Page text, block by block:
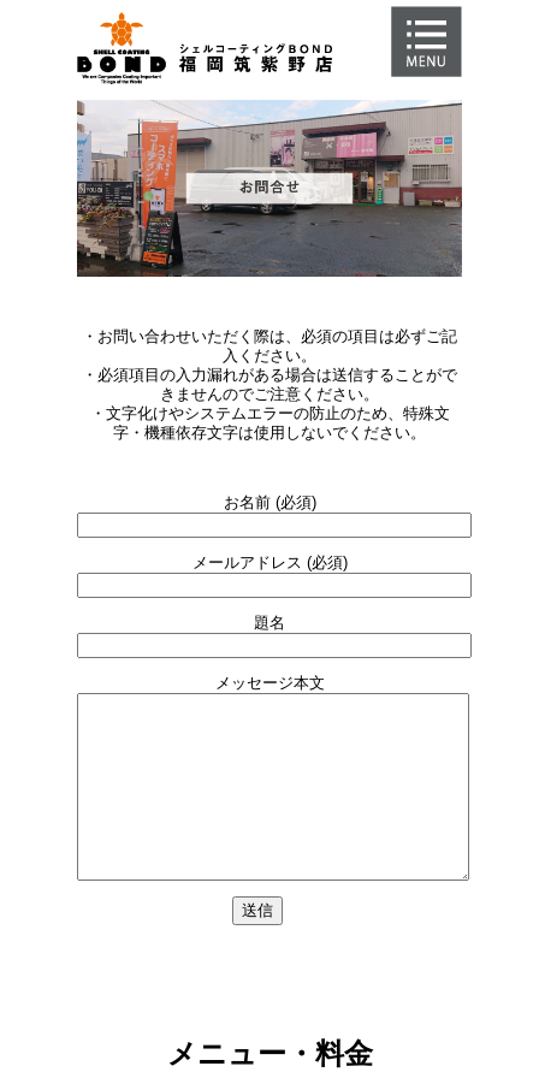
スマホコーティングとは
メニュー紹介
よくあるご質問
・お問い合わせいただく際は、必須の項目は必ずご記
入ください。
・必須項目の入力漏れがある場合は送信することがで
きませんのでご注意ください。
・文字化けやシステムエラーの防止のため、特殊文
字・機種依存文字は使用しないでください。
お名前 (必須)
メールアドレス (必須)
題名
メッセージ本文
メニュー・料金